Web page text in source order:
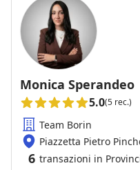
idea di cosa stessimo
una pazienza da
supportandoci in ogni
nostra domanda con
disarmanti, anche
stesse cose per la
preparatissima e
cercate qualcuno che
vi guidi passo dopo
panico, Elena e
Monica Sperandeo
5.0(5 rec.)
Team Borin
Piazzetta Pietro
6 transazioni in